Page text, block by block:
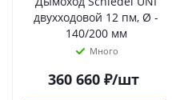
двухходовой 12 пм, Ø -
140/200 мм
Много
360 660₽/шт